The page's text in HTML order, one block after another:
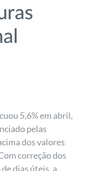
5,6% em abril,
pelas
dos valores
correção dos
dias úteis, a